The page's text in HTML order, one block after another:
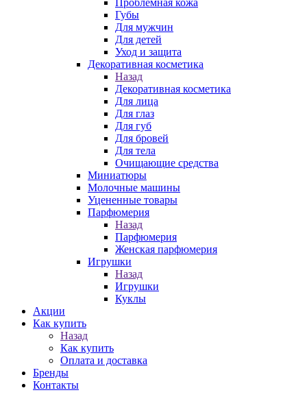
Проблемная кожа
Губы
Для мужчин
Для детей
Уход и защита
Декоративная косметика
Назад
Декоративная косметика
Для лица
Для глаз
Для губ
Для бровей
Для тела
Очищающие средства
Миниатюры
Молочные машины
Уцененные товары
Парфюмерия
Назад
Парфюмерия
Женская парфюмерия
Игрушки
Назад
Игрушки
Куклы
Акции
Как купить
Назад
Как купить
Оплата и доставка
Бренды
Контакты